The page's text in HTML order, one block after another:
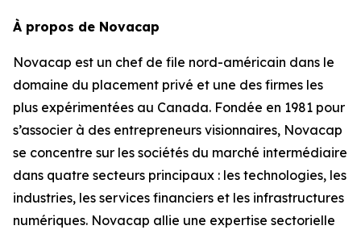
À propos de Novacap
Novacap est un chef de file nord-américain dans le
domaine du placement privé et une des firmes les
plus expérimentées au Canada. Fondée en 1981 pour
s’associer à des entrepreneurs visionnaires, Novacap
se concentre sur les sociétés du marché intermédiaire
dans quatre secteurs principaux : les technologies, les
industries, les services financiers et les infrastructures
numériques. Novacap allie une expertise sectorielle